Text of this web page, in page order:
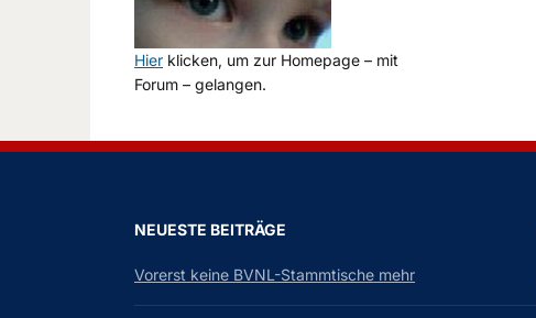
Hier klicken, um zur Homepage – mit
Forum – gelangen.
NEUESTE BEITRÄGE
Vorerst keine BVNL-Stammtische mehr